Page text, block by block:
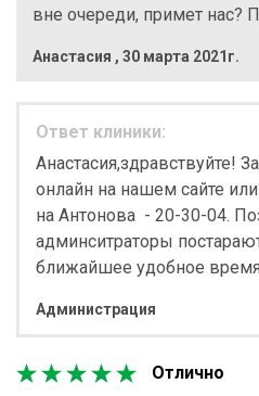
вне очереди, примет нас?
Анастасия , 30 марта 2021г.
Ответ клиники:
Анастасия,здравствуйте!
онлайн на нашем сайте
на Антонова - 20-30-04.
админситраторы
ближайшее удобное время
Администрация
Отлично